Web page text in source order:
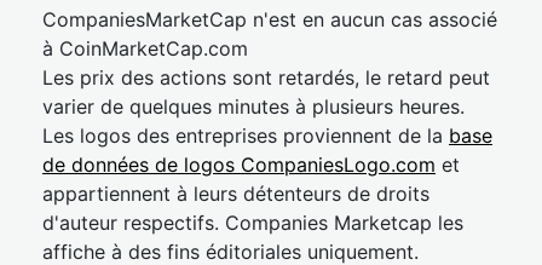
CompaniesMarketCap n'est en aucun cas associé
à CoinMarketCap.com
Les prix des actions sont retardés, le retard peut
varier de quelques minutes à plusieurs heures.
Les logos des entreprises proviennent de la base
de données de logos CompaniesLogo.com et
appartiennent à leurs détenteurs de droits
d'auteur respectifs. Companies Marketcap les
affiche à des fins éditoriales uniquement.